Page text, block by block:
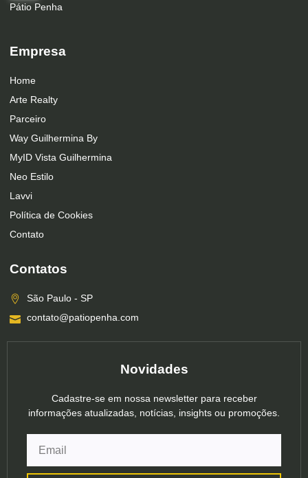
Pátio Penha
Empresa
Home
Arte Realty
Parceiro
Way Guilhermina By
MyID Vista Guilhermina
Neo Estilo
Lavvi
Política de Cookies
Contato
Contatos
São Paulo - SP
contato@patiopenha.com
Novidades
Cadastre-se em nossa newsletter para receber
informações atualizadas, notícias, insights ou promoções.